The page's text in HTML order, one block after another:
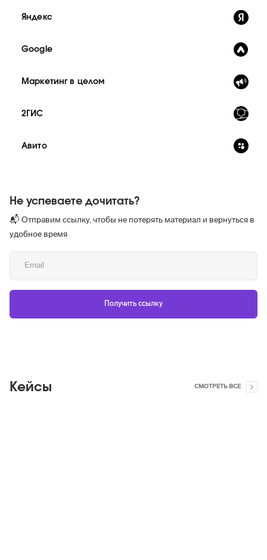
Яндекс
Google
Маркетинг в целом
2ГИС
Авито
Не успеваете дочитать?
📬 Отправим ссылку, чтобы не потерять материал и вернуться в
удобное время
Кейсы СМОТРЕТЬ ВСЕ